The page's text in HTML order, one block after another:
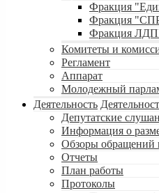
Фракция
Фракция
Фракция
Комитеты и
Регламент
Аппарат
Молодежный
Деятельность
Депутатские
Информация о
Обзоры обращений
Отчеты
План работы
Протоколы